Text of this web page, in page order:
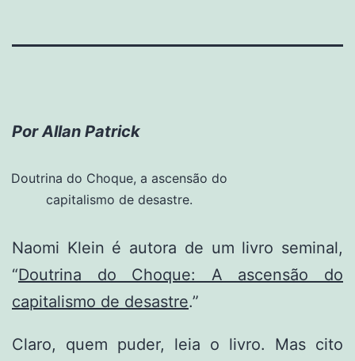
Por Allan Patrick
Doutrina do Choque, a ascensão do
capitalismo de desastre.
Naomi Klein é autora de um livro seminal,
“Doutrina do Choque: A ascensão do
capitalismo de desastre.”
Claro, quem puder, leia o livro. Mas cito